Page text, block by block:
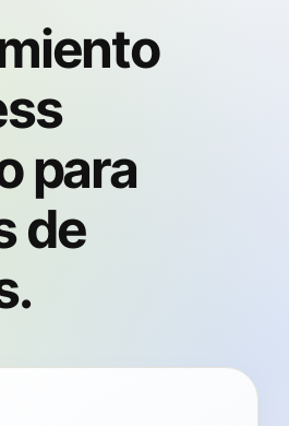
para
de